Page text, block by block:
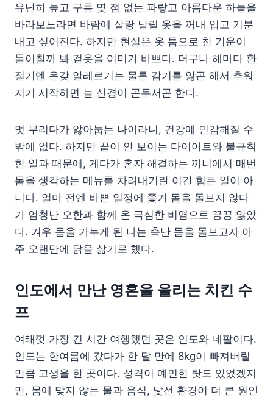
유난히 높고 구름 몇 점 없는 파랗고 아름다운 하늘을
바라보노라면 바람에 살랑 날릴 옷을 꺼내 입고 기분
내고 싶어진다. 하지만 현실은 옷 틈으로 찬 기운이
들이칠까 봐 겉옷을 여미기 바쁘다. 더구나 해마다 환
절기엔 온갖 알레르기는 물론 감기를 앓곤 해서 추워
지기 시작하면 늘 신경이 곤두서곤 한다.
멋 부리다가 앓아눕는 나이라니, 건강에 민감해질 수
밖에 없다. 하지만 끝이 안 보이는 다이어트와 불규칙
한 일과 때문에, 게다가 혼자 해결하는 끼니에서 매번
몸을 생각하는 메뉴를 차려내기란 여간 힘든 일이 아
니다. 얼마 전엔 바쁜 일정에 쫓겨 몸을 돌보지 않다
가 엄청난 오한과 함께 온 극심한 비염으로 끙끙 앓았
다. 겨우 몸을 가누게 된 나는 축난 몸을 돌보고자 아
주 오랜만에 닭을 삶기로 했다.
인도에서 만난 영혼을 울리는 치킨 수
프
여태껏 가장 긴 시간 여행했던 곳은 인도와 네팔이다.
인도는 한여름에 갔다가 한 달 만에 8kg이 빠져버릴
만큼 고생을 한 곳이다. 성격이 예민한 탓도 있었겠지
만, 몸에 맞지 않는 물과 음식, 낯선 환경이 더 큰 원인